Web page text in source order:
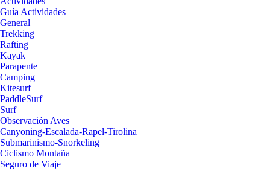
Guía Actividades
General
Trekking
Rafting
Kayak
Parapente
Camping
Kitesurf
PaddleSurf
Surf
Observación Aves
Canyoning-Escalada-Rapel-Tirolina
Submarinismo-Snorkeling
Ciclismo Montaña
Seguro de Viaje